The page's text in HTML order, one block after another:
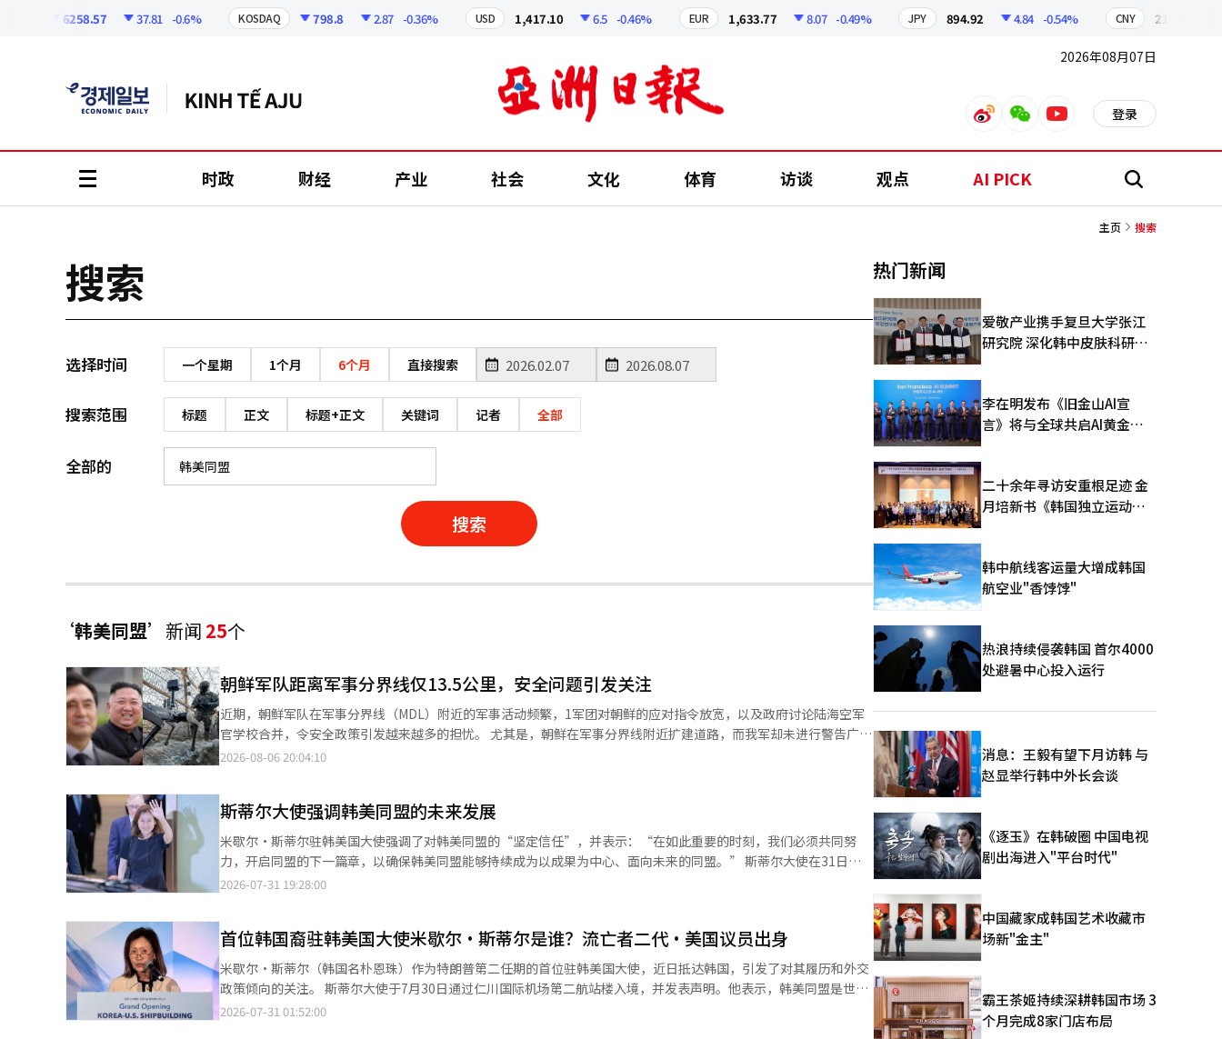
6258.57 37.81 -0.6% KOSDAQ 798.8 2.87 -0.36% USD 1,417.10 6.5 -0.46% EUR 1,633.77 8.07 -0.49% JPY 894.92 4.84 -0.54% CNY 210.03
2026年08月07日
weiboweixinyoutube 登录
时政 财经 产业 社会 文化 体育 访谈 观点 AI PICK 搜
主页 搜索
搜索
选择时间 一个星期 1个月 6个月 直接搜索
搜索范围 标题 正文 标题+正文 关键词 记者 全部
全部的
搜索
‘韩美同盟’ 新闻 25个
朝鲜军队距离军事分界线仅13.5公里，安全问题引发关注
近期，朝鲜军队在军事分界线（MDL）附近的军事活动频繁，1军团对朝鲜的应对指令放宽，以及政府讨论陆海空军
官学校合并，令安全政策引发越来越多的担忧。 尤其是，朝鲜在军事分界线附近扩建道路，而我军却未进行警告广播
和警告射击，内部证据显示这一情况引发了争议。 “未进行警告射击”……1军团‘对朝鲜应对指令放宽’引发争议
（MDL）时，原本应进行的警告广播和警告射击也未能实施。 对此，军方相关人士向SBS表示：“朝鲜军人接近MDL
时，我军应依次进行警告广播和警告射击，但今年春季几次朝鲜军接近时并未实施。”他还指出：“为了确保前方视
野，也未进行荒地作业。这与军团长对朝鲜作战指令的放宽有关。” MDL前260米处侵入……朝鲜突击修建DMZ战术
道路 与此同时，最近确认朝鲜在非军事区（DMZ）内部修建了一条通往军事分界线（MDL）方向的新战术道路。
BBC根据最近获得的卫星照片报道，朝鲜在开城附近的DMZ内部修建了通往MDL的新战术道路。 BBC公开的卫星照
震惊。 对此，我军也将朝鲜此次施工视为明显违反停战协议。联合参谋本部表示：“朝鲜正在进行扩建至军事分界线
100米以内的道路施工，MDL地区的障碍物设置和道路施工明显违反停战协议。” “安全问题不如自身安危重
要？”……‘防止政变’的军校合并争议 然而，在朝鲜军事活动持续的情况下，政府正在考虑合并陆海空军官学校的
方案。 李在明总统在5日的国防部工作报告中提到陆海空军官学校合并讨论时表示：“到目前为止，韩国发生过几次
军事政变，都是发生在陆军内部。” 他接着说：“陆军士官学校出身的人做的事情，是否有人对此追究过责任？”并
2026-08-06 20:04:10
斯蒂尔大使强调韩美同盟的未来发展
米歇尔·斯蒂尔驻韩美国大使强调了对韩美同盟的“坚定信任”，并表示：“在如此重要的时刻，我们必须共同努
力，开启同盟的下一篇章，以确保韩美同盟能够持续成为以成果为中心、面向未来的同盟。” 斯蒂尔大使在31日向
《联合新闻》发送的题为《韩美同盟：强大、现代化且以成果为中心的同盟》的投稿中表示：“我期待与韩国合作，
盟。” 斯蒂尔大使评价称，特朗普总统与李在明总统去年10月在庆州开启了韩美同盟的“新篇章”，并表示：“我
将竭尽全力落实特朗普总统在庆州提出的愿景。” 斯蒂尔大使指出：“在特朗普总统的领导下，美国以空前的方式现
代化和深化了韩美同盟。”她呼吁：“我们必须共同重建和扩展核心产业，回应对同盟的战略威胁，并维护我们共同
分享的民主原则。” 斯蒂尔大使提到，去年10月在庆州，韩美两国领导人达成了关税和安全领域的谈判，并在11月
通过韩美联合事实清单发布了相关内容。 协议的核心内容包括韩国对美国的3500亿美元投资以重建和扩展核心产
2026-07-31 19:28:00
首位韩国裔驻韩美国大使米歇尔·斯蒂尔是谁？流亡者二代·美国议员出身
米歇尔·斯蒂尔（韩国名朴恩珠）作为特朗普第二任期的首位驻韩美国大使，近日抵达韩国，引发了对其履历和外交
政策倾向的关注。 斯蒂尔大使于7月30日通过仁川国际机场第二航站楼入境，并发表声明。他表示，韩美同盟是世界
上最强大的同盟之一，双方将共同实现更强大、更繁荣的同盟愿景。 自去年1月菲利普·戈德堡前大使离任以来，驻
2026-07-31 01:52:00
热门新闻
爱敬产业携手复旦大学张江
研究院 深化韩中皮肤科研合
李在明发布《旧金山AI宣
言》将与全球共启AI黄金时
二十余年寻访安重根足迹 金
月培新书《韩国独立运动圣
韩中航线客运量大增成韩国
航空业"香饽饽"
热浪持续侵袭韩国 首尔4000
处避暑中心投入运行
消息：王毅有望下月访韩 与
赵显举行韩中外长会谈
《逐玉》在韩破圈 中国电视
剧出海进入"平台时代"
中国藏家成韩国艺术收藏市
场新"金主"
霸王茶姬持续深耕韩国市场 3
个月完成8家门店布局